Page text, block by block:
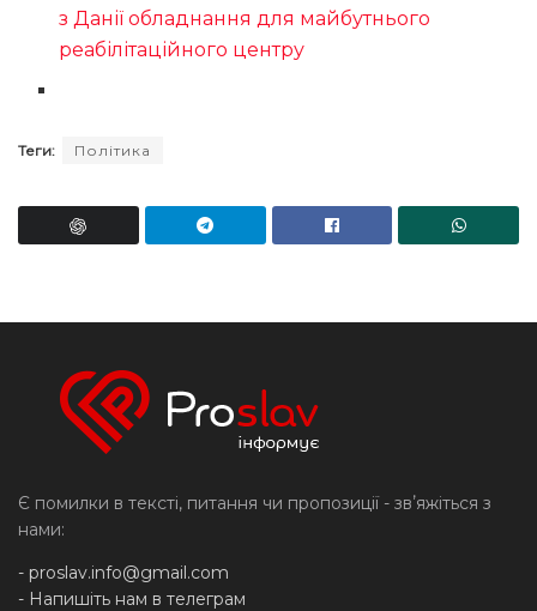
з Данії обладнання для майбутнього
реабілітаційного центру
Теги: Політика
Є помилки в тексті, питання чи пропозиції - звʼяжіться з
нами:
- proslav.info@gmail.com
- Напишіть нам в телеграм